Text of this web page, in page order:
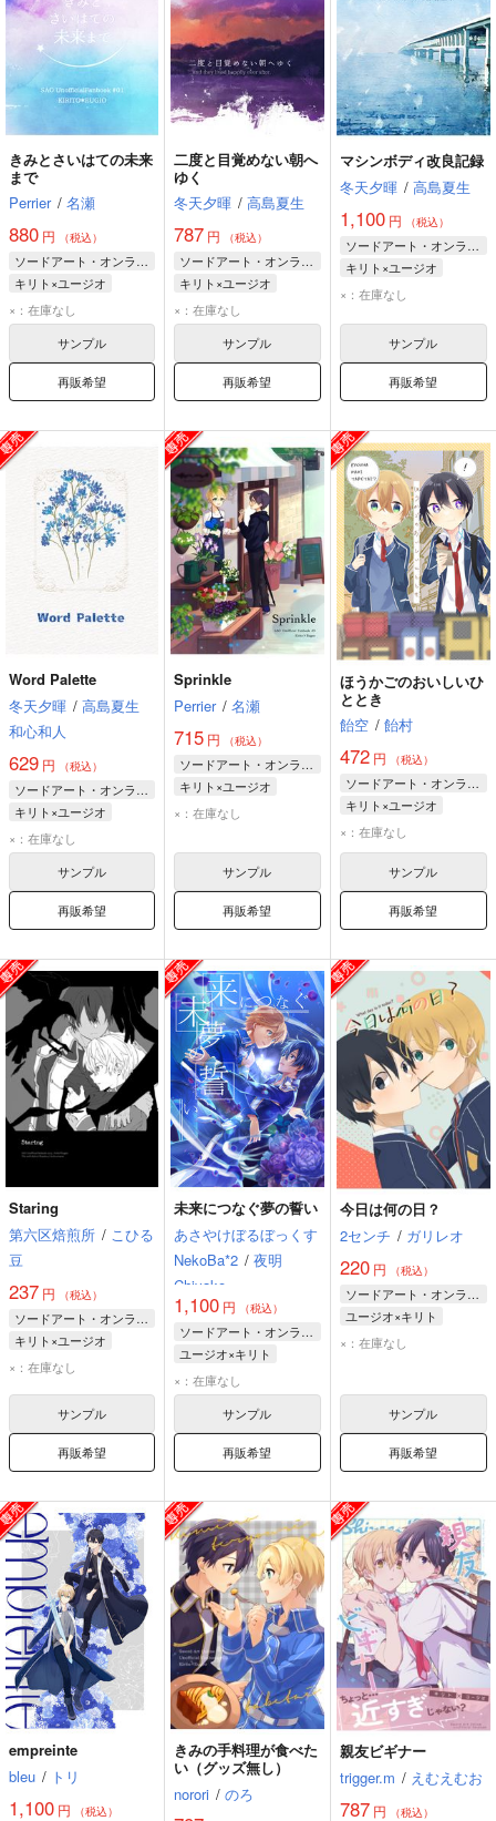
きみとさいはての未来
まで
Perrier / 名瀬
880 円 （税込）
ソードアート・オンライン
キリト×ユージオ
キリト
ユージオ
×：在庫なし
サンプル
再販希望
二度と目覚めない朝へ
ゆく
冬天夕暉 / 高島夏生
787 円 （税込）
ソードアート・オンライン
キリト×ユージオ
キリト
ユージオ
×：在庫なし
サンプル
再販希望
マシンボディ改良記録
冬天夕暉 / 高島夏生
1,100円 （税込）
ソードアート・オンライン
キリト×ユージオ
キリト
ユージオ
×：在庫なし
サンプル
再販希望
Word Palette
冬天夕暉 / 高島夏生
和心和人
629 円 （税込）
ソードアート・オンライン
キリト×ユージオ
キリト
ユージオ
×：在庫なし
サンプル
再販希望
Sprinkle
Perrier / 名瀬
715 円 （税込）
ソードアート・オンライン
キリト×ユージオ
キリト
ユージオ
×：在庫なし
サンプル
再販希望
ほうかごのおいしいひ
ととき
飴空 / 飴村
472円 （税込）
ソードアート・オンライン
キリト×ユージオ
キリト
ユージオ
×：在庫なし
サンプル
再販希望
Staring
第六区焙煎所 / こひる
豆
237 円 （税込）
ソードアート・オンライン
キリト×ユージオ
キリト
ユージオ
×：在庫なし
サンプル
再販希望
未来につなぐ夢の誓い
あさやけぼるぼっくす
NekoBa*2 / 夜明
Chiyako
1,100 円 （税込）
ソードアート・オンライン
ユージオ×キリト
ユージオ
×：在庫なし
サンプル
再販希望
今日は何の日？
2センチ / ガリレオ
220円 （税込）
ソードアート・オンライン
ユージオ×キリト
キリト
ユージオ
×：在庫なし
サンプル
再販希望
empreinte
bleu / トリ
1,100 円 （税込）
きみの手料理が食べた
い（グッズ無し）
norori / のろ
親友ビギナー
trigger.m / えむえむお
787円 （税込）